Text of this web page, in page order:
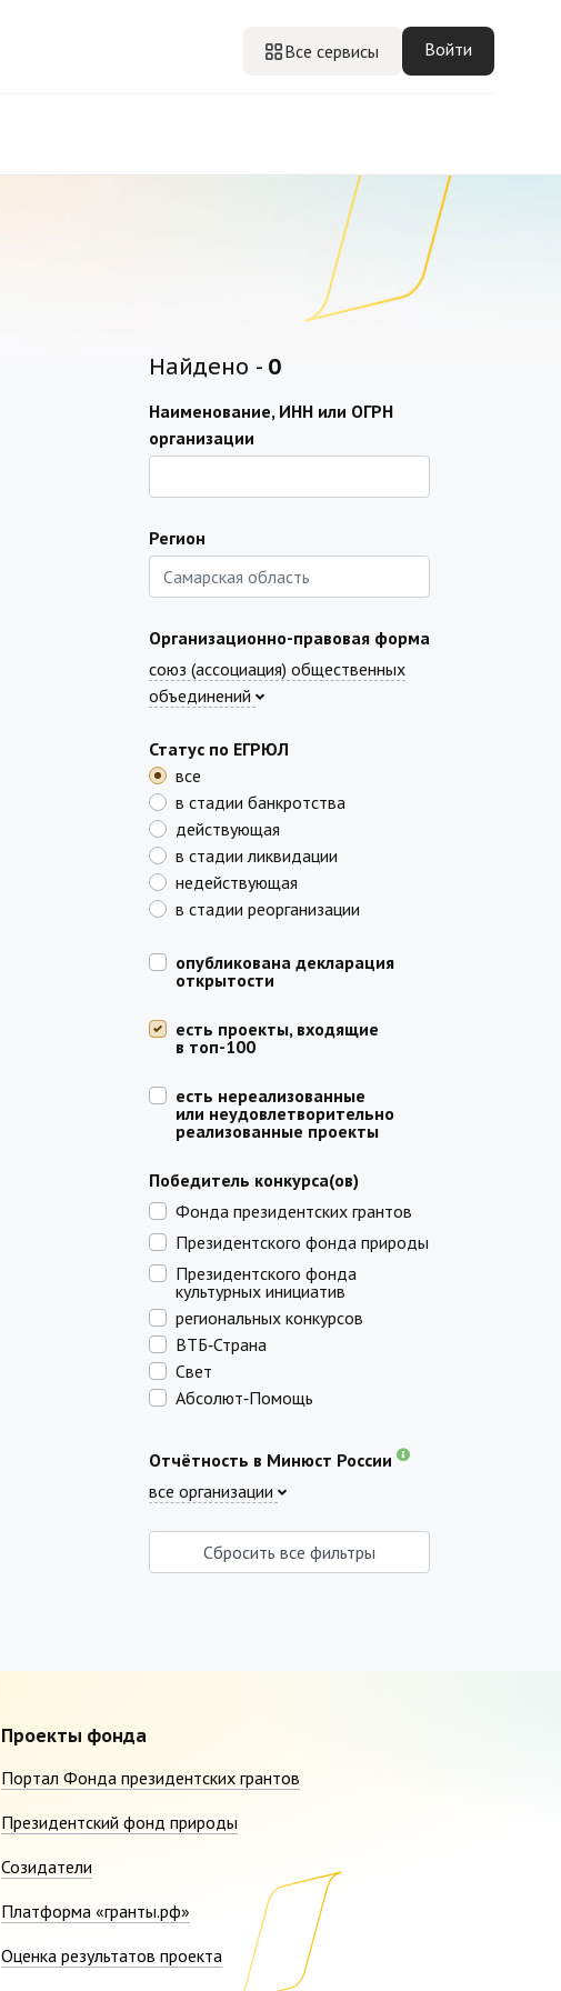
Все сервисы Войти
Найдено - 0
Наименование, ИНН или ОГРН
организации
Регион
Организационно-правовая форма
союз (ассоциация) общественных
объединений
Статус по ЕГРЮЛ
все
в стадии банкротства
действующая
в стадии ликвидации
недействующая
в стадии реорганизации
опубликована декларация
открытости
есть проекты, входящие
в топ-100
есть нереализованные
или неудовлетворительно
реализованные проекты
Победитель конкурса(ов)
Фонда президентских грантов
Президентского фонда природы
Президентского фонда
культурных инициатив
региональных конкурсов
ВТБ‑Страна
Свет
Абсолют‑Помощь
Отчётность в Минюст России
все организации
Сбросить все фильтры
Проекты фонда
Портал Фонда президентских грантов
Президентский фонд природы
Созидатели
Платформа «гранты.рф»
Оценка результатов проекта